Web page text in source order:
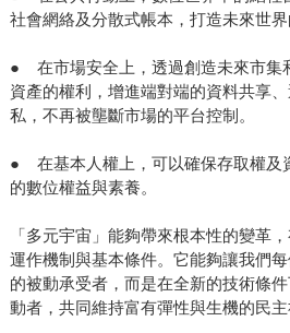
社會網絡及分散式帳本，打造未來世界
● 在市場安全上，透過創造未來市集
資產的權利，增進端對端的資料共享
私，不再被壟斷市場的平台控制。
● 在基本人權上，可以確保存取權及
的數位權益與素養。
「多元宇宙」能夠帶來根本性的變革
運作機制與基本條件。它能夠讓我們
的被動承受者，而是在全新的技術條
動者，共同維持富有彈性與生機的民主